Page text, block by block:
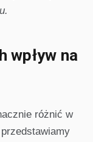
wpływ na
różnić w